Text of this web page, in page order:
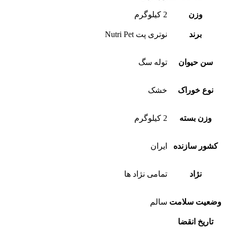
وزن 2 کیلوگرم
برند نوتری پت Nutri Pet
سن حیوان توله سگ
نوع خوراک خشک
وزن بسته 2 کیلوگرم
کشور سازنده ایران
نژاد تمامی نژاد ها
وضعیت سلامت سالم
تاریخ انقضا